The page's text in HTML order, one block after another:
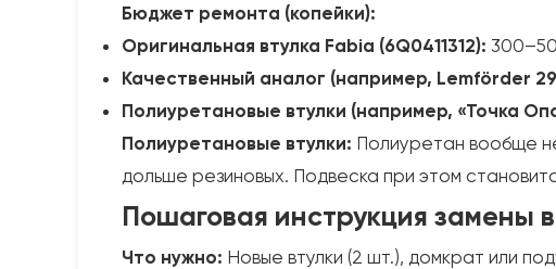
Бюджет ремонта (копейки):
Оригинальная втулка Fabia (6Q0411312):
Качественный аналог (например, Lemförder
Полиуретановые втулки (например, «Точка
Полиуретановые втулки: Полиуретан вообще
дольше резиновых. Подвеска при этом
Пошаговая инструкция замены
Что нужно: Новые втулки (2 шт.), домкрат или